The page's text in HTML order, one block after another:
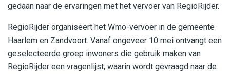
gedaan naar de ervaringen met het vervoer van RegioRijder.
RegioRijder organiseert het Wmo-vervoer in de gemeente
Haarlem en Zandvoort. Vanaf ongeveer 10 mei ontvangt een
geselecteerde groep inwoners die gebruik maken van
RegioRijder een vragenlijst, waarin wordt gevraagd naar de